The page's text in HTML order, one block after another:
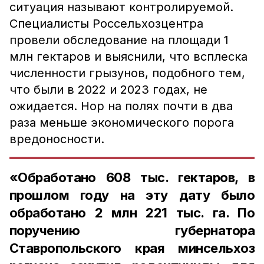
ситуация называют контролируемой.
Специалисты Россельхозцентра
провели обследование на площади 1
млн гектаров и выяснили, что всплеска
численности грызунов, подобного тем,
что были в 2022 и 2023 годах, не
ожидается. Нор на полях почти в два
раза меньше экономического порога
вредоносности.
«Обработано 608 тыс. гектаров, в
прошлом году на эту дату было
обработано 2 млн 221 тыс. га. По
поручению губернатора
Ставропольского края минсельхоз